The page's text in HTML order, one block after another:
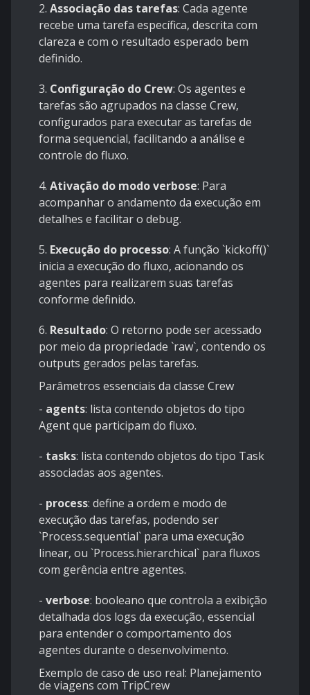
2. Associação das tarefas: Cada agente
recebe uma tarefa específica, descrita com
clareza e com o resultado esperado bem
definido.
3. Configuração do Crew: Os agentes e
tarefas são agrupados na classe Crew,
configurados para executar as tarefas de
forma sequencial, facilitando a análise e
controle do fluxo.
4. Ativação do modo verbose: Para
acompanhar o andamento da execução em
detalhes e facilitar o debug.
5. Execução do processo: A função `kickoff()`
inicia a execução do fluxo, acionando os
agentes para realizarem suas tarefas
conforme definido.
6. Resultado: O retorno pode ser acessado
por meio da propriedade `raw`, contendo os
outputs gerados pelas tarefas.
Parâmetros essenciais da classe Crew
- agents: lista contendo objetos do tipo
Agent que participam do fluxo.
- tasks: lista contendo objetos do tipo Task
associadas aos agentes.
- process: define a ordem e modo de
execução das tarefas, podendo ser
`Process.sequential` para uma execução
linear, ou `Process.hierarchical` para fluxos
com gerência entre agentes.
- verbose: booleano que controla a exibição
detalhada dos logs da execução, essencial
para entender o comportamento dos
agentes durante o desenvolvimento.
Exemplo de caso de uso real: Planejamento
de viagens com TripCrew